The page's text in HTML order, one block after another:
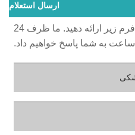
ارسال استعلام
لطفاً درخواست خود را در فرم زیر ارائه دهید. ما ظرف 24
ساعت به شما پاسخ خواهیم داد.